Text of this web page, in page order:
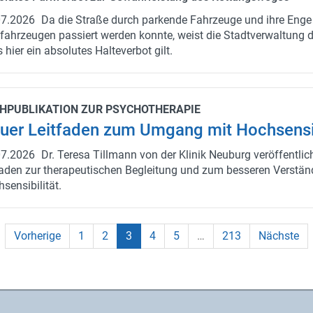
teil. Für zu­sätz­li­che Un­ter­hal­tung sor­gen zwei Tanz­auf­trit­te:
Uhr zeigt die Som­mer­tanz­grup­pe Fame Step der
13:30 Uhr prä­sen­tiert die FunGroup des TSV Neu­burg ihr
er­höh­ten Ver­kehrs­auf­kom­men am Ver­an­stal­tungs­tag
Or­ga­ni­sa­to­ren alle Be­su­che­rin­nen und Be­su­cher, mög­lichst
Fahr­rad an­zu­rei­sen.
Da die Stra­ße durch par­ken­de Fahr­zeu­ge und ihre
pas­siert wer­den konn­te, weist die Stadt­ver­wal­tung
hier ein ab­so­lu­tes Hal­te­ver­bot gilt.
ZUR PSY­CHO­THE­RA­PIE
Leit­fa­den zum Um­gang mit
Dr. Te­re­sa Till­mann von der Kli­nik Neu­burg
zur the­ra­peu­ti­schen Be­glei­tung und zum bes­se­ren
Vorherige 1 2 3 (current)
4 5 … 213 Nächste